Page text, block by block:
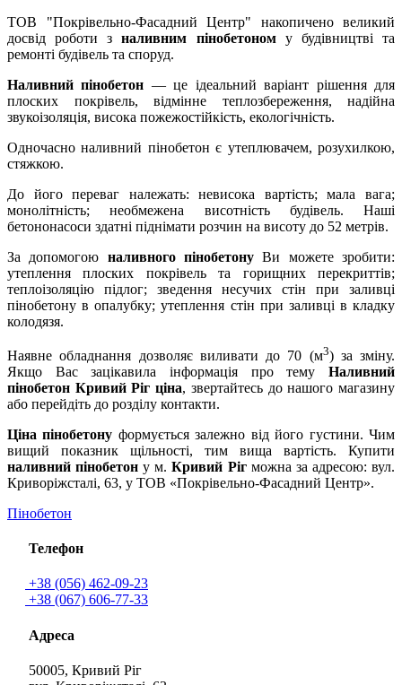
ТОВ "Покрівельно-Фасадний Центр" накопичено великий
досвід роботи зналивним пінобетоному будівництві та
ремонті будівель та споруд.
Наливний пінобетон — це ідеальний варіант рішення для
плоских покрівель, відмінне теплозбереження, надійна
звукоізоляція, висока пожежостійкість, екологічність.
Одночасно наливний пінобетон є утеплювачем, розухилкою,
стяжкою.
До його переваг належать: невисока вартість; мала вага;
монолітність; необмежена висотність будівель. Наші
бетононасоси здатні піднімати розчин на висоту до 52 метрів.
За допомогою наливного пінобетону Ви можете зробити:
утеплення плоских покрівель та горищних перекриттів;
теплоізоляцію підлог; зведення несучих стін при заливці
пінобетону в опалубку; утеплення стін при заливці в кладку
колодязя.
Наявне обладнання дозволяє виливати до 70 (м3) за зміну.
Якщо Вас зацікавила інформація про тему Наливний
пінобетон Кривий Ріг ціна, звертайтесь до нашого магазину
або перейдіть до розділу контакти.
Ціна пінобетону формується залежно від його густини. Чим
вищий показник щільності, тим вища вартість. Купити
наливний пінобетон у м.Кривий Рігможна за адресою: вул.
Криворіжсталі, 63, у ТОВ «Покрівельно-Фасадний Центр».
Пінобетон
Телефон
+38 (056) 462-09-23
+38 (067) 606-77-33
Адреса
50005, Кривий Ріг